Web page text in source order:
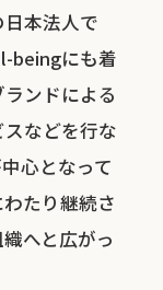
本法人で
beingにも着
ンドによる
などを行な
心となって
たり継続さ
へと広がっ